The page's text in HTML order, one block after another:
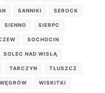
SANNIKI SEROCK
SIENNO SIERPC
SOCHOCIN
SOLEC NAD WISŁĄ
TARCZYN TŁUSZCZ
WĘGRÓW WISKITKI